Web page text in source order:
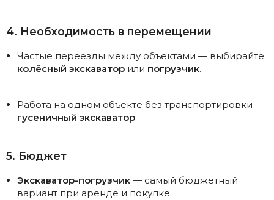
4. Необходимость в перемещении
Частые переезды между объектами — выбирайте
колёсный экскаватор или погрузчик.
Работа на одном объекте без транспортировки —
гусеничный экскаватор.
5. Бюджет
Экскаватор-погрузчик — самый бюджетный
вариант при аренде и покупке.